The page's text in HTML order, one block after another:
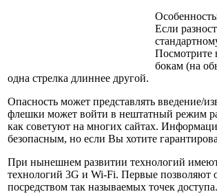
Если
Посмотрите
бокам (на
одна стрелка длиннее другой.
Опасность может представлять введение/
флешки может войти в нештатный режим
как советуют на многих сайтах.
безопасным, но если Вы хотите
При нынешнем развитии технологий
технологий 3G и Wi-Fi. Первые позволяют
посредством так называемых точек доступа.